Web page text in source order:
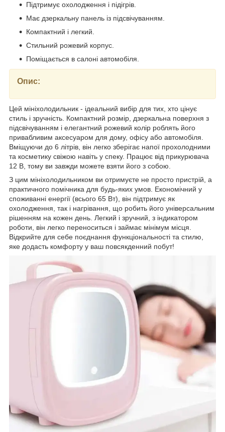
Підтримує охолодження і підігрів.
Має дзеркальну панель із підсвічуванням.
Компактний і легкий.
Стильний рожевий корпус.
Поміщається в салоні автомобіля.
Опис:
Цей мініхолодильник - ідеальний вибір для тих, хто цінує
стиль і зручність. Компактний розмір, дзеркальна поверхня з
підсвічуванням і елегантний рожевий колір роблять його
привабливим аксесуаром для дому, офісу або автомобіля.
Вміщуючи до 6 літрів, він легко зберігає напої прохолодними
та косметику свіжою навіть у спеку. Працює від прикурювача
12 В, тому ви завжди можете взяти його з собою.
З цим мініхолодильником ви отримуєте не просто пристрій, а
практичного помічника для будь-яких умов. Економічний у
споживанні енергії (всього 65 Вт), він підтримує як
охолодження, так і нагрівання, що робить його універсальним
рішенням на кожен день. Легкий і зручний, з індикатором
роботи, він легко переноситься і займає мінімум місця.
Відкрийте для себе поєднання функціональності та стилю,
яке додасть комфорту у ваш повсякденний побут!